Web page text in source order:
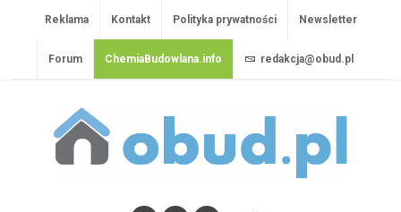
Reklama Kontakt Polityka prywatności Newsletter
Forum ChemiaBudowlana.info redakcja@obud.pl